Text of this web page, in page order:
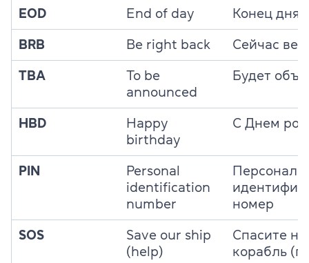
EOD End of day Конец дня
BRB Be right back Сейчас
TBA
To be
announced
Будет
HBD
Happy
birthday
C Днем
PIN
Personal
identification
number
номер
SOS
Save our ship
(help)
Спасите
корабль